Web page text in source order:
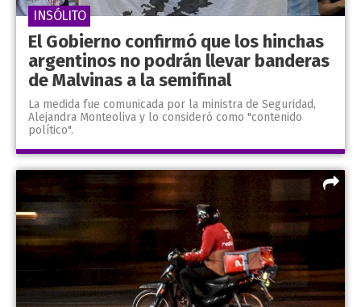
El Gobierno confirmó que los hinchas
argentinos no podrán llevar banderas
de Malvinas a la semifinal
La medida fue comunicada por la ministra de Seguridad,
Alejandra Monteoliva y lo consideró como "contenido
político".
INSÓLITO